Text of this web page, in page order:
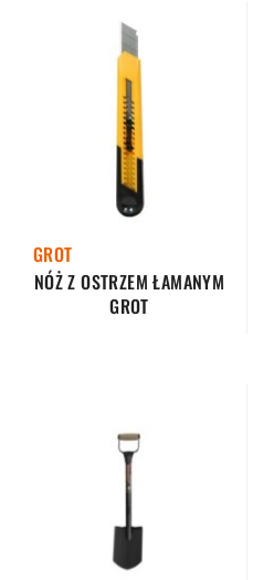
GROT
NÓŻ Z OSTRZEM ŁAMANYM
GROT